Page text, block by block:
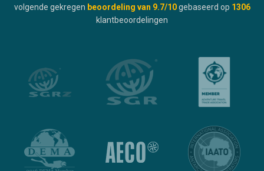
volgende gekregen beoordeling van 9.7/10 gebaseerd op 1306
klantbeoordelingen